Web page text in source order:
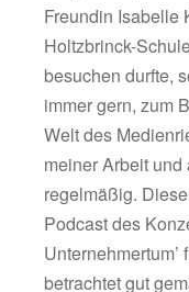
Freundin Isabelle
Holtzbrinck-
besuchen durfte,
immer gern, zum
Welt des
meiner Arbeit
regelmäßig.
Podcast des
betrachtet gut